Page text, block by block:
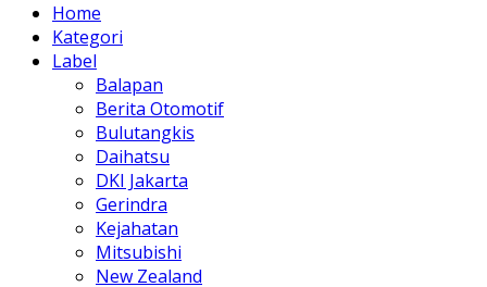
Home
Kategori
Label
Balapan
Berita Otomotif
Bulutangkis
Daihatsu
DKI Jakarta
Gerindra
Kejahatan
Mitsubishi
New Zealand